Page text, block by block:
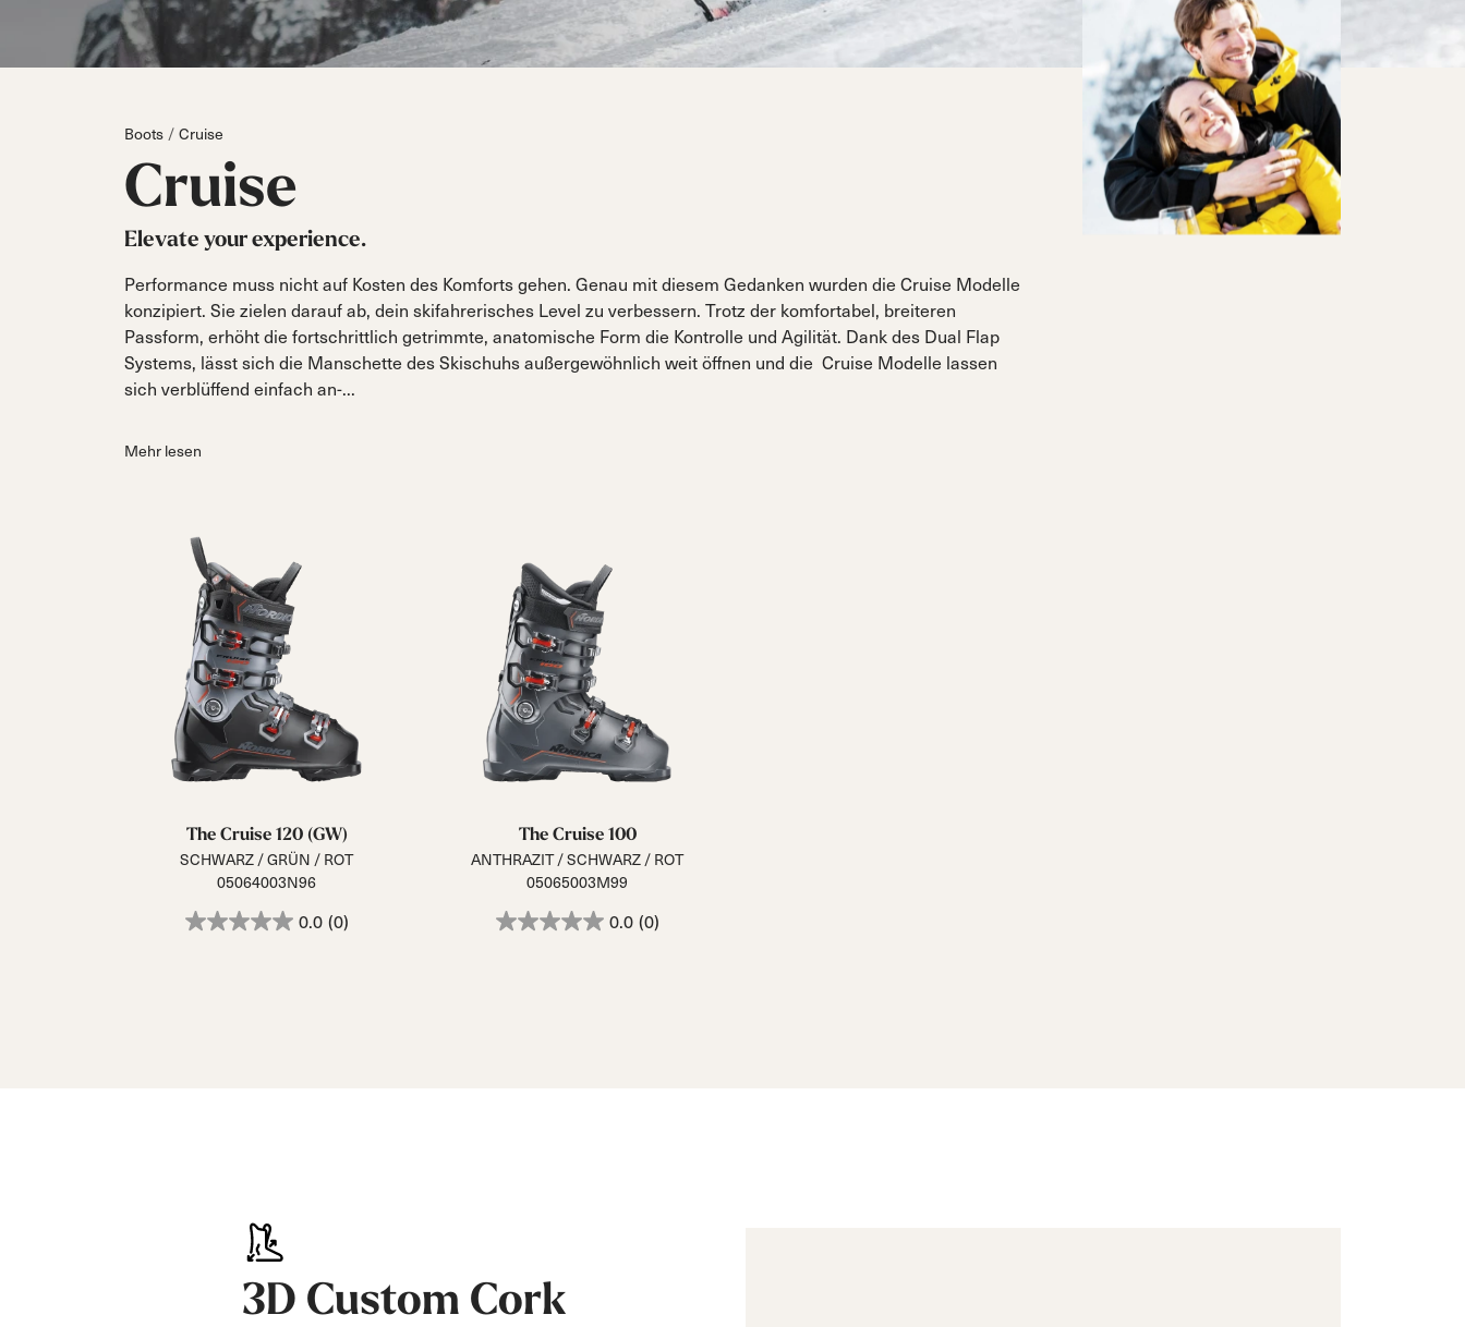
All Mountain
Touring
Freeride
Sportmachine
Medium Wide
(102mm)
Unlimited
Medium (99mm)
All Mountain
All Mountain
Touring
Sportmachine
Medium Wide
Unlimited
Medium (99mm)
Parts
Boots Cruise
Cruise
Elevate your experience.
Performance muss nicht auf Kosten des Komforts gehen. Genau mit diesem Gedanken wurden die Cruise Modelle
konzipiert. Sie zielen darauf ab, dein skifahrerisches Level zu verbessern. Trotz der komfortabel, breiteren
Passform, erhöht die fortschrittlich getrimmte, anatomische Form die Kontrolle und Agilität. Dank des Dual Flap
Systems, lässt sich die Manschette des Skischuhs außergewöhnlich weit öffnen und die Cruise Modelle lassen
sich verblüffend einfach an-...
Mehr lesen
The Cruise 120 (GW)
SCHWARZ / GRÜN / ROT
05064003N96
0.0 (0)
The Cruise 100
ANTHRAZIT / SCHWARZ / ROT
05065003M99
0.0 (0)
3D Custom Cork